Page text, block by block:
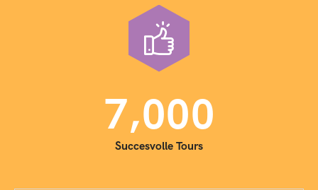
7,000
Succesvolle Tours